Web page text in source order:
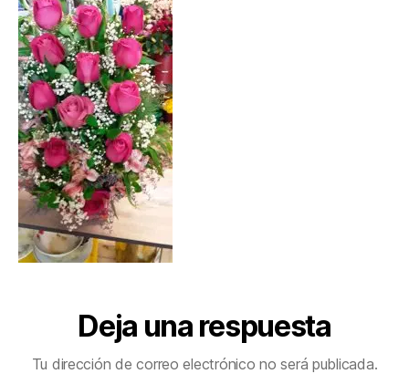
Deja una respuesta
Tu dirección de correo electrónico no será publicada.